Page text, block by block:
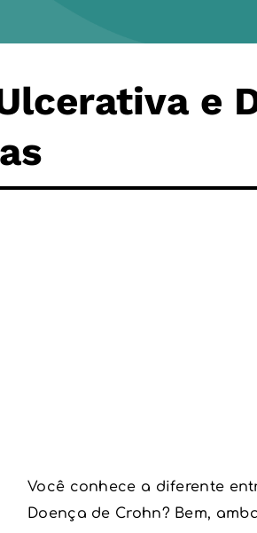
e
Você conhece a diferente
Doença de Crohn? Bem,